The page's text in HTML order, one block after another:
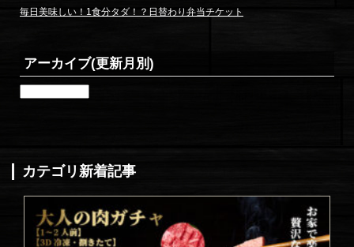
毎日美味しい！1食分タダ！？日替わり弁当チケット
アーカイブ(更新月別)
(更
新
月
カテゴリ新着記事